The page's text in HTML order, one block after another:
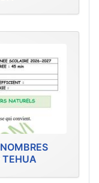
TEHUA